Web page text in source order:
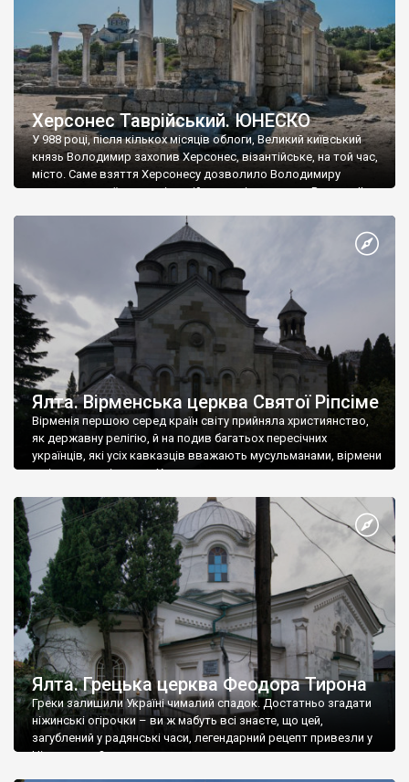
Херсонес Таврійський. ЮНЕСКО
У 988 році, після кількох місяців облоги, Великий київський
князь Володимир захопив Херсонес, візантійське, на той час,
місто. Саме взяття Херсонесу дозволило Володимиру
диктувати свої умови візантійському імператору Василю ІІ, та
Херсонесі Володимир-язичник, став Василем-християнином.
А потім було Хрещення Русі. На честь Херсонесу Таврійського
Ялта. Вірменська церква Святої Ріпсіме
Вірменія першою серед країн світу прийняла християнство,
як державну релігію, й на подив багатьох пересічних
українців, які усіх кавказців вважають мусульманами, вірмени
є відданими вірянами Христа
Ялта. Грецька церква Феодора Тирона
Греки залишили Україні чималий спадок. Достатньо згадати
ніжинські огірочки – ви ж мабуть всі знаєте, що цей,
загублений у радянські часи, легендарний рецепт привезли у
Ніжин греки?